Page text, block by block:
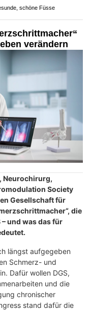
schöne Füsse
verändern
Neurochirurg,
Society
Gesellschaft für
die
– und was das für
längst aufgegeben
Schmerz- und
Dafür wollen DGS,
und die
chronischer
stand dafür die